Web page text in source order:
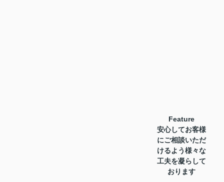
Feature
安心してお客様
にご相談いただ
けるよう様々な
工夫を凝らして
おります